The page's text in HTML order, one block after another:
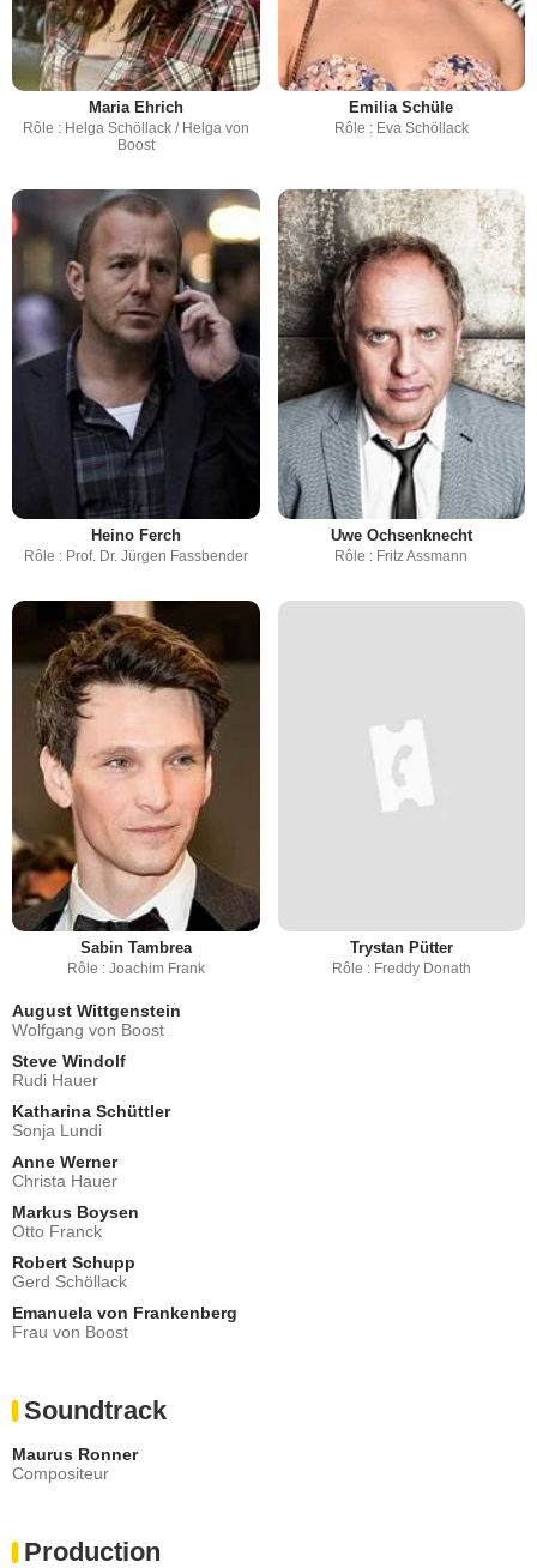
Maria Ehrich
Rôle : Helga Schöllack / Helga von
Boost
Emilia Schüle
Rôle : Eva Schöllack
Heino Ferch
Rôle : Prof. Dr. Jürgen Fassbender
Uwe Ochsenknecht
Rôle : Fritz Assmann
Sabin Tambrea
Rôle : Joachim Frank
Trystan Pütter
Rôle : Freddy Donath
August Wittgenstein
Wolfgang von Boost
Steve Windolf
Rudi Hauer
Katharina Schüttler
Sonja Lundi
Anne Werner
Christa Hauer
Markus Boysen
Otto Franck
Robert Schupp
Gerd Schöllack
Emanuela von Frankenberg
Frau von Boost
Soundtrack
Maurus Ronner
Compositeur
Production